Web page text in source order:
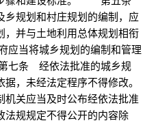
规划和村庄规划的编制，应
，并与土地利用总体规划相衔
将城乡规划的编制和管理
条 经依法批准的城乡规
，未经法定程序不得修改。
应当及时公布经依法批准
法规规定不得公开的内容除